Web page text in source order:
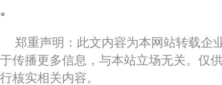
。
郑重声明：此文内容为本网站转载企
于传播更多信息，与本站立场无关。仅
行核实相关内容。